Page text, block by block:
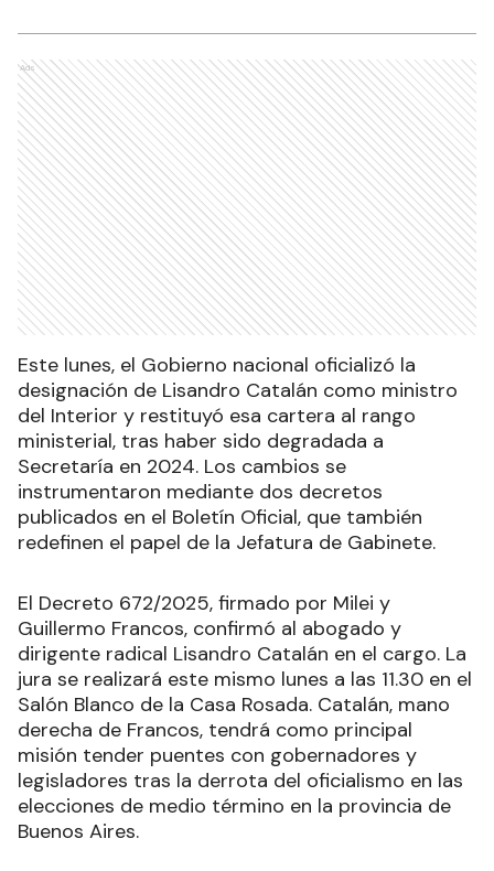
Ads
Este lunes, el Gobierno nacional oficializó la
designación de Lisandro Catalán como ministro
del Interior y restituyó esa cartera al rango
ministerial, tras haber sido degradada a
Secretaría en 2024. Los cambios se
instrumentaron mediante dos decretos
publicados en el Boletín Oficial, que también
redefinen el papel de la Jefatura de Gabinete.
El Decreto 672/2025, firmado por Milei y
Guillermo Francos, confirmó al abogado y
dirigente radical Lisandro Catalán en el cargo. La
jura se realizará este mismo lunes a las 11.30 en el
Salón Blanco de la Casa Rosada. Catalán, mano
derecha de Francos, tendrá como principal
misión tender puentes con gobernadores y
legisladores tras la derrota del oficialismo en las
elecciones de medio término en la provincia de
Buenos Aires.